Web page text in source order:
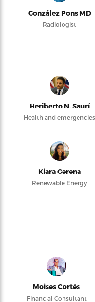
González Pons MD
Radiologist
Heriberto N. Saurí
Health and emergencies
Kiara Gerena
Renewable Energy
Moises Cortés
Financial Consultant